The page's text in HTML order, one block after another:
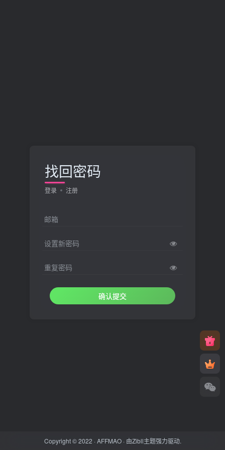
找回密码
登录 注册
邮箱
设置新密码
重复密码
确认提交
Copyright © 2022 ·AFFMAO· 由Zibll主题强力驱动.